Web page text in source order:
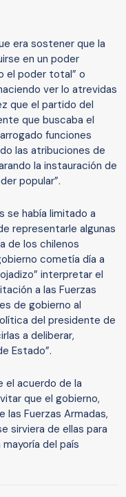
era sostener que la
en un poder
el poder total” o
ver lo atrevidas
que el partido del
que buscaba el
funciones
las atribuciones de
la instauración de
popular”.
se había limitado a
representarle algunas
de los chilenos
cometía día a
interpretar el
a las Fuerzas
de gobierno al
del presidente de
a deliberar,
Estado”.
el acuerdo de la
que el gobierno,
las Fuerzas Armadas,
sirviera de ellas para
del país